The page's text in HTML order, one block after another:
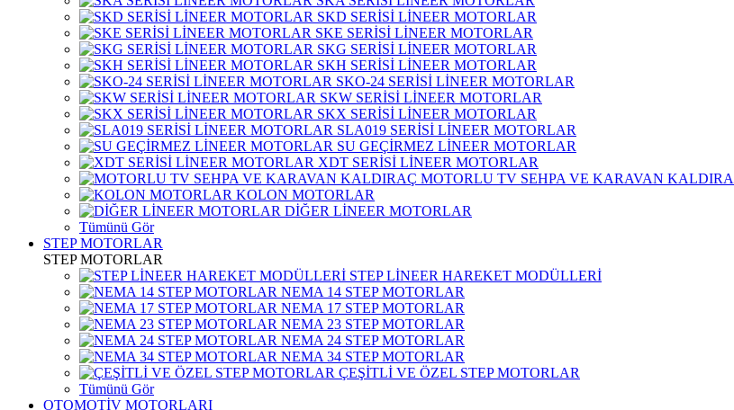
SKD SERİSİ LİNEER MOTORLAR
SKE SERİSİ LİNEER MOTORLAR
SKG SERİSİ LİNEER MOTORLAR
SKH SERİSİ LİNEER MOTORLAR
SKO-24 SERİSİ LİNEER MOTORLAR
SKW SERİSİ LİNEER MOTORLAR
SKX SERİSİ LİNEER MOTORLAR
SLA019 SERİSİ LİNEER MOTORLAR
SU GEÇİRMEZ LİNEER MOTORLAR
XDT SERİSİ LİNEER MOTORLAR
MOTORLU TV SEHPA VE KARAVAN
KOLON MOTORLAR
DİĞER LİNEER MOTORLAR
Tümünü Gör
STEP MOTORLAR
STEP MOTORLAR
STEP LİNEER HAREKET MODÜLLERİ
NEMA 14 STEP MOTORLAR
NEMA 17 STEP MOTORLAR
NEMA 23 STEP MOTORLAR
NEMA 24 STEP MOTORLAR
NEMA 34 STEP MOTORLAR
ÇEŞİTLİ VE ÖZEL STEP MOTORLAR
Tümünü Gör
OTOMOTİV MOTORLARI